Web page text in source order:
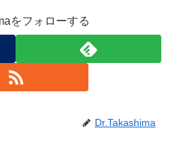
をフォローする
Dr.Takashima